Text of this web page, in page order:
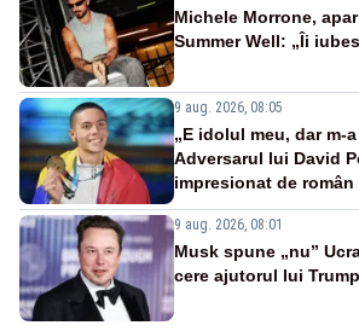
Michele Morrone,
Summer Well: „Îi
9 aug. 2026, 08:05
„E idolul meu, dar m-
Adversarul lui David
impresionat de român
9 aug. 2026, 08:01
Musk spune „nu”
cere ajutorul lui Trump